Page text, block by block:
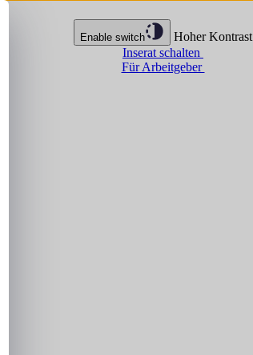
Enable switch
Hoher Kontrast
Inserat schalten
Für Arbeitgeber